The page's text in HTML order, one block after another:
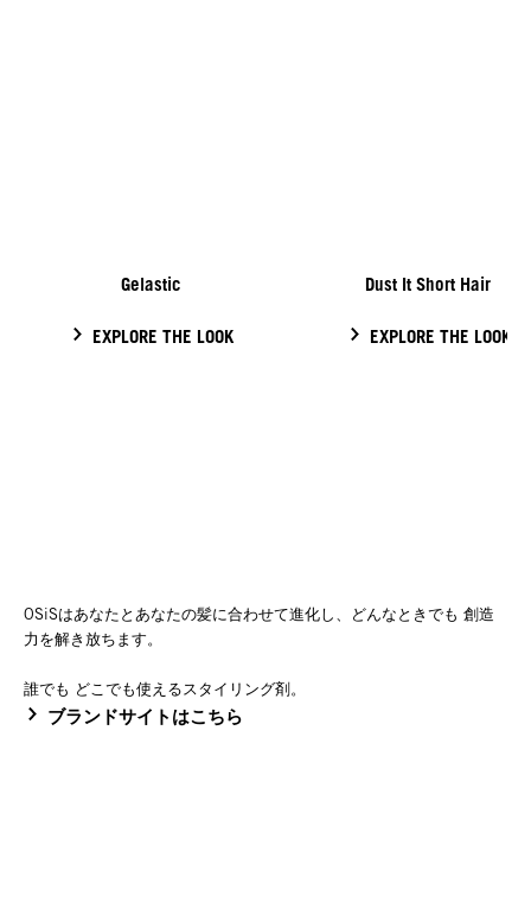
Gelastic
EXPLORE THE LOOK
Dust It Short Hair
EXPLORE THE LOOK
OSiSはあなたとあなたの髪に合わせて進化し、どんなときでも 創造
力を解き放ちます。
誰でも どこでも使えるスタイリング剤。
ブランドサイトはこちら